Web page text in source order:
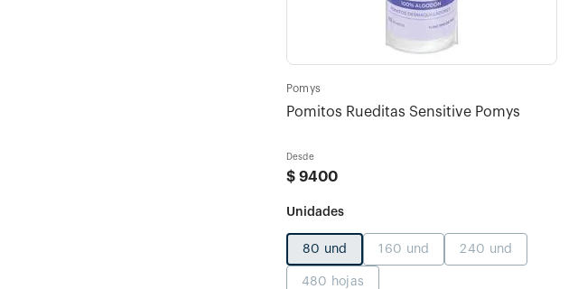
Pomys
Pomitos Rueditas Sensitive Pomys
Desde
$ 9400
80 und 160 und 240 und
480 hojas